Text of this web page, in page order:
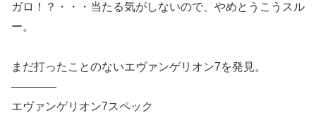
ガロ！？・・・当たる気がしないので、やめとうこうスル
ー。
まだ打ったことのないエヴァンゲリオン7を発見。
————
エヴァンゲリオン7スペック